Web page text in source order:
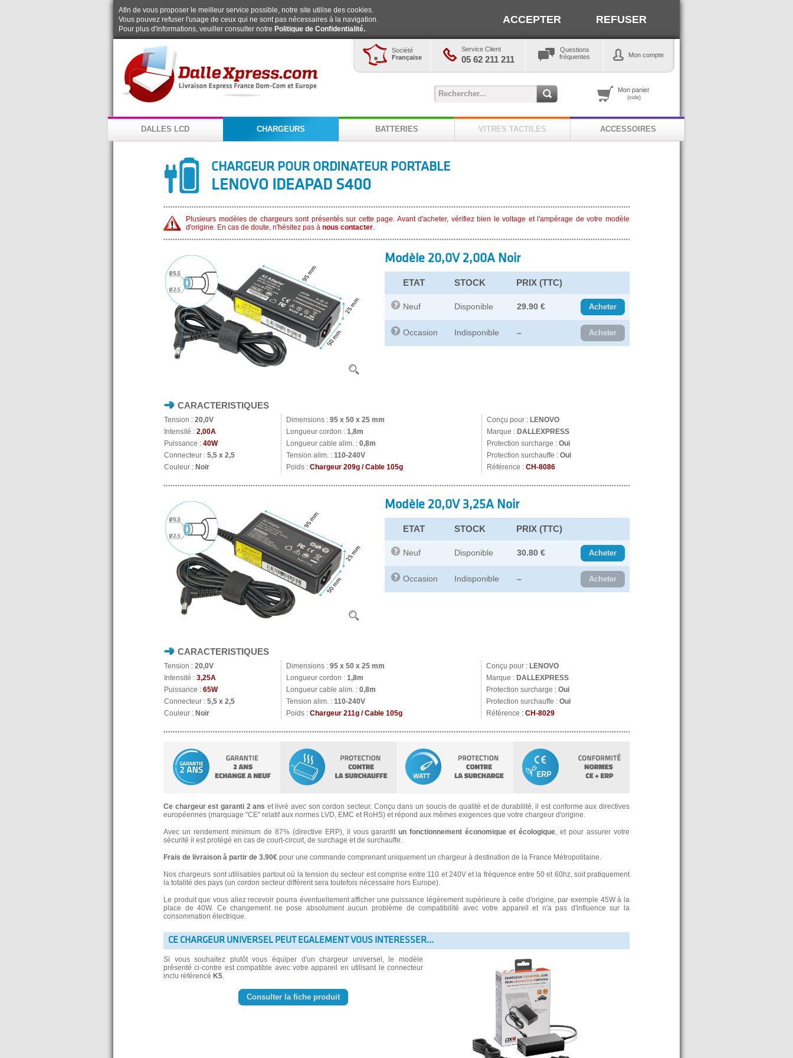
Afin de vous proposer le meilleur service possible, notre site utilise des cookies.
Vous pouvez refuser l'usage de ceux qui ne sont pas nécessaires à la navigation.
Pour plus d'informations, veuiller consulter notre Politique de Confidentialité.
ACCEPTER REFUSER
Société
Française
Service Client
05 62 211 211
Questions
fréquentes
Mon compte
Mon panier
(vide)
DALLES LCD CHARGEURS BATTERIES VITRES TACTILES ACCESSOIRES
CHARGEUR POUR ORDINATEUR PORTABLE
LENOVO IDEAPAD S400
Plusieurs modèles de chargeurs sont présentés sur cette page. Avant d'acheter, vérifiez bien le voltage et l'ampérage de votre modèle
d'origine. En cas de doute, n'hésitez pas à nous contacter.
Modèle 20,0V 2,00A Noir
ETAT STOCK PRIX (TTC)
Neuf Disponible 29.90 € Acheter
Occasion Indisponible – Acheter
CARACTERISTIQUES
Tension : 20,0V Dimensions : 95 x 50 x 25 mm Conçu pour : LENOVO
Intensité : 2,00A Longueur cordon : 1,8m Marque : DALLEXPRESS
Puissance : 40W Longueur cable alim. : 0,8m Protection surcharge : Oui
Connecteur : 5,5 x 2,5 Tension alim. : 110-240V Protection surchauffe : Oui
Couleur : Noir Poids : Chargeur 209g / Cable 105g Référence : CH-8086
Modèle 20,0V 3,25A Noir
ETAT STOCK PRIX (TTC)
Neuf Disponible 30.80 € Acheter
Occasion Indisponible – Acheter
CARACTERISTIQUES
Tension : 20,0V Dimensions : 95 x 50 x 25 mm Conçu pour : LENOVO
Intensité : 3,25A Longueur cordon : 1,8m Marque : DALLEXPRESS
Puissance : 65W Longueur cable alim. : 0,8m Protection surcharge : Oui
Connecteur : 5,5 x 2,5 Tension alim. : 110-240V Protection surchauffe : Oui
Couleur : Noir Poids : Chargeur 211g / Cable 105g Référence : CH-8029
Ce chargeur est garanti 2 ans et livré avec son cordon secteur. Conçu dans un soucis de qualité et de durabilité, il est conforme aux directives
européennes (marquage "CE" relatif aux normes LVD, EMC et RoHS) et répond aux mêmes exigences que votre chargeur d'origine.
Avec un rendement minimum de 87% (directive ERP), il vous garantitun fonctionnement économique et écologique, et pour assurer votre
sécurité il est protégé en cas de court-circuit, de surchage et de surchauffe.
Frais de livraison à partir de 3.90€ pour une commande comprenant uniquement un chargeur à destination de la France Métropolitaine.
Nos chargeurs sont utilisables partout où la tension du secteur est comprise entre 110 et 240V et la fréquence entre 50 et 60hz, soit pratiquement
la totalité des pays (un cordon secteur différent sera toutefois nécessaire hors Europe).
Le produit que vous allez recevoir pourra éventuellement afficher une puissance légèrement supérieure à celle d'origine, par exemple 45W à la
place de 40W. Ce changement ne pose absolument aucun problème de compatibilité avec votre appareil et n'a pas d'influence sur la
consommation électrique.
CE CHARGEUR UNIVERSEL PEUT EGALEMENT VOUS INTERESSER...
Si vous souhaitez plutôt vous équiper d'un chargeur universel, le modèle
présenté ci-contre est compatible avec votre appareil en utilisant le connecteur
inclu référencé K5.
Consulter la fiche produit